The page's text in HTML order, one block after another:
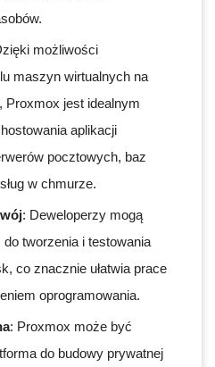
możliwości
maszyn wirtualnych na
Proxmox jest idealnym
aplikacji
pocztowych, baz
w chmurze.
: Deweloperzy mogą
tworzenia i testowania
co znacznie ułatwia prace
oprogramowania.
: Proxmox może być
do budowy prywatnej